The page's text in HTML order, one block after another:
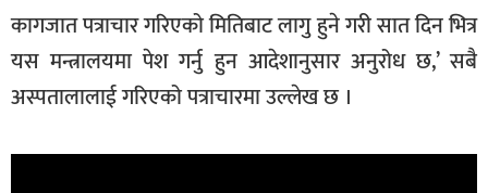
कागजात पत्राचार गरिएको मितिबाट लागु हुने गरी सात दिन भित्र
यस मन्त्रालयमा पेश गर्नु हुन आदेशानुसार अनुरोध छ,’ सबै
अस्पतालालाई गरिएको पत्राचारमा उल्लेख छ ।